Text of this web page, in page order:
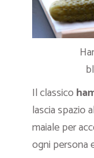
Il classico
lascia spazio
maiale per
ogni persona